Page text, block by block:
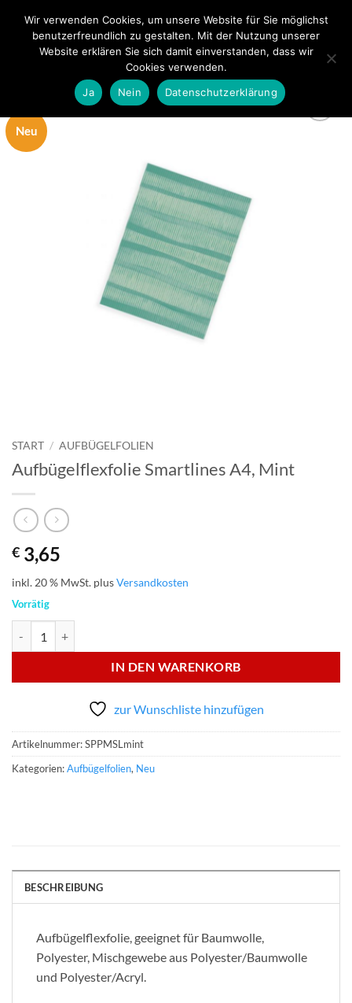
Inhalt
springen
0
Neu
START / AUFBÜGELFOLIEN
Aufbügelflexfolie Smartlines A4, Mint
€ 3,65
inkl. 20 % MwSt. plusVersandkosten
Vorrätig
IN DEN WARENKORB
zur Wunschliste hinzufügen
Artikelnummer:SPPMSLmint
Kategorien:Aufbügelfolien, Neu
BESCHREIBUNG
Aufbügelflexfolie, geeignet für Baumwolle,
Polyester, Mischgewebe aus Polyester/Baumwolle
und Polyester/Acryl.
Wir verwenden Cookies, um unsere Website für Sie möglichst
benutzerfreundlich zu gestalten. Mit der Nutzung unserer
Website erklären Sie sich damit einverstanden, dass wir
Cookies verwenden.
Ja
Nein Datenschutzerklärung